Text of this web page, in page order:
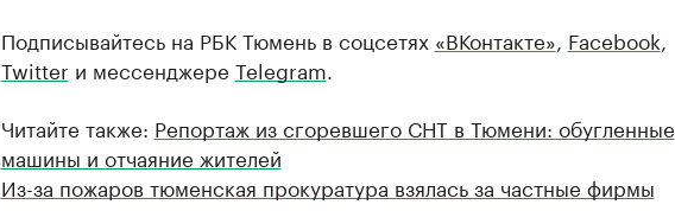
Подписывайтесь на РБК Тюмень в соцсетях «ВКонтакте» Facebook
Twitter и мессенджере Telegram
Читайте также: Репортаж из сгоревшего СНТ в Тюмени: обугленные
машины и отчаяние жителей
Из-за пожаров тюменская прокуратура взялась за частные фирмы